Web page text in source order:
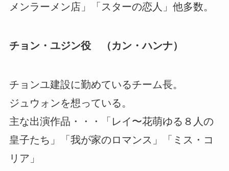
メンラーメン店」「スターの恋人」他多数。
チョン・ユジン役 （カン・ハンナ）
チョンユ建設に勤めているチーム長。
ジュウォンを想っている。
主な出演作品・・・「レイ〜花萌ゆる８人の
皇子たち」「我が家のロマンス」「ミス・コ
リア」